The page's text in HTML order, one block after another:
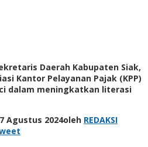
Daerah Kabupaten Siak,
Kantor Pelayanan Pajak (KPP)
dalam meningkatkan literasi
Agustus 2024oleh REDAKSI